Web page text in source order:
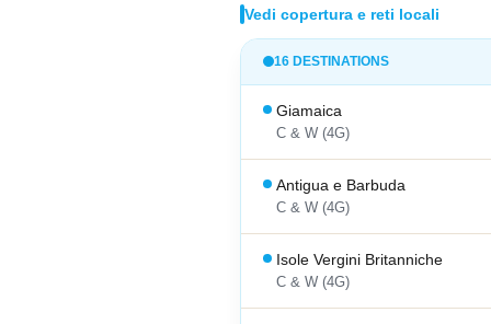
Vedi copertura e reti locali
16 DESTINATIONS
Giamaica
C & W (4G)
Antigua e Barbuda
C & W (4G)
Isole Vergini Britanniche
C & W (4G)